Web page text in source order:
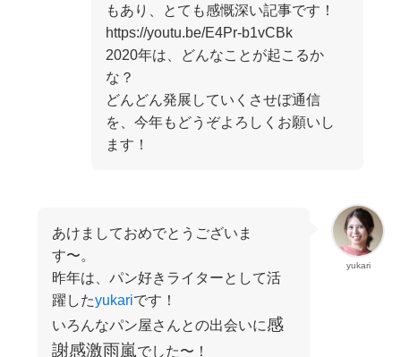
もあり、とても感慨深い記事です！
https://youtu.be/E4Pr-b1vCBk
2020年は、どんなことが起こるか
な？
どんどん発展していくさせぼ通信
を、今年もどうぞよろしくお願いし
ます！
yukari
あけましておめでとうございま
す〜。
昨年は、パン好きライターとして活
躍したyukariです！
いろんなパン屋さんとの出会いに感
謝感激雨嵐でした〜！